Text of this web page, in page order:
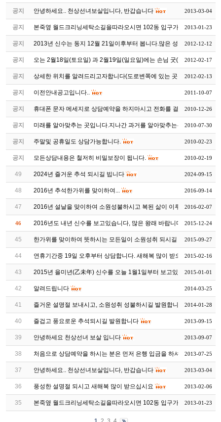
공지 안녕하세요.. 천상선녀보살입니다, 반갑습니다 2013-03-04
공지 본죽옆 월드크리닝세탁소길을따라오시면 102동 입구가있습니다
2013-01-23
공지 2013년 신수는 동지 12월 21일이후부터 봅니다.많은 성원 부탁드...
2012-12-12
공지 오는 2월18일(토요일) 과 2월19일(일요일)에는 손님 굿(조상천도...
2012-02-17
공지 상세한 위치를 알려드리고자합니다(도로변쪽에 있는 곳이 102동...
2012-02-13
공지 이전안내공고입니다.. 2011-10-07
공지 휴대폰 문자 메세지로 상담예약을 하지마시고 전화를 걸어 예약 ...
2010-12-26
공지 미래를 알아맞추는 곳입니다.지나간 과거를 알아맞추는는 곳이 ...
2010-07-30
공지 주말및 공휴일도 상담가능합니다. 2010-02-23
공지 모든상담내용은 철저히 비밀보장이 됩니다. 2010-02-19
49 2024년 즐거운 추석 되시길 빕니다 2024-09-15
48 2016년 추석한가위를 맞이하여... 2016-09-14
47 2016년 설날을 맞이하여 소원성불하시고 복된 삶이 이루어지시길...
2016-02-07
46 2016년도 내년 신수를 보고있습니다, 많은 왕래 바랍니다 2015-12-24
45 한가위를 맞이하여 뜻하시는 모든일이 소원성취 되시길 바랍니다
2015-09-27
44 연휴기간중 19일 오후부터 상담합니다. 새해복 많이 받으십시요~
2015-02-16
43 2015년 을미년(乙未年) 신수를 오늘 1월1일부터 보고있습니다2015-01-01
42 알려드립니다 2014-03-25
41 즐거운 설명절 보내시고, 소원성취 성불하시길 발원합니다 2014-01-28
40 즐겁고 풍요로운 추석되시길 발원합니다 2013-09-15
39 안녕하세요 천상선녀 보살 입니다 2013-09-07
38 처음으로 상담예약을 하시는 분은 먼저 은행 입금을 하셔야 상...2013-07-25
37 안녕하세요.. 천상선녀보살입니다, 반갑습니다 2013-03-04
36 풍성한 설명절 되시고 새해복 많이 받으십시요 2013-02-06
35 본죽옆 월드크리닝세탁소길을따라오시면 102동 입구가있습니다
2013-01-23